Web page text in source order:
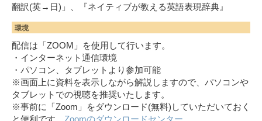
翻訳(英→日)」、『ネイティブが教える英語表現辞典』
環境
配信は「ZOOM」を使用して行います。
・インターネット通信環境
・パソコン、タブレットより参加可能
※画面上に資料を表示しながら解説しますので、パソコンや
タブレットでの視聴を推奨いたします。
※事前に「Zoom」をダウンロード(無料)していただいておく
と便利です。 Zoomのダウンロードセンター